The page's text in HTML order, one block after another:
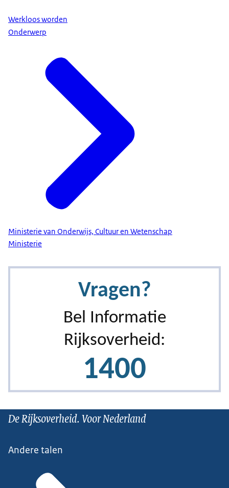
Werkloos worden
Onderwerp
Ministerie van Onderwijs, Cultuur en Wetenschap
Ministerie
De Rijksoverheid. Voor Nederland
Andere talen